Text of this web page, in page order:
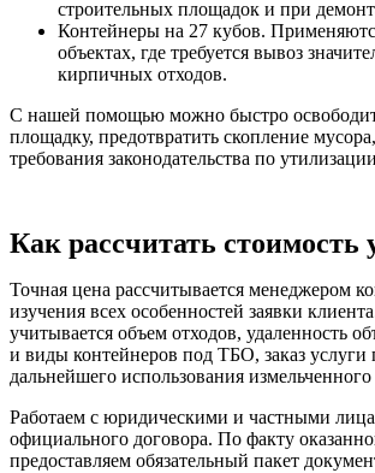
строительных площадок и при
Контейнеры на 27 кубов.
объектах, где требуется вывоз
кирпичных отходов.
С нашей помощью можно быстро
площадку, предотвратить скопление
требования законодательства по
Как рассчитать стоимость
Точная цена рассчитывается менеджером
изучения всех особенностей заявки
учитывается объем отходов, удаленность
и виды контейнеров под ТБО, заказ услуги
дальнейшего использования измельченного
Работаем с юридическими и частными
официального договора. По факту
предоставляем обязательный пакет